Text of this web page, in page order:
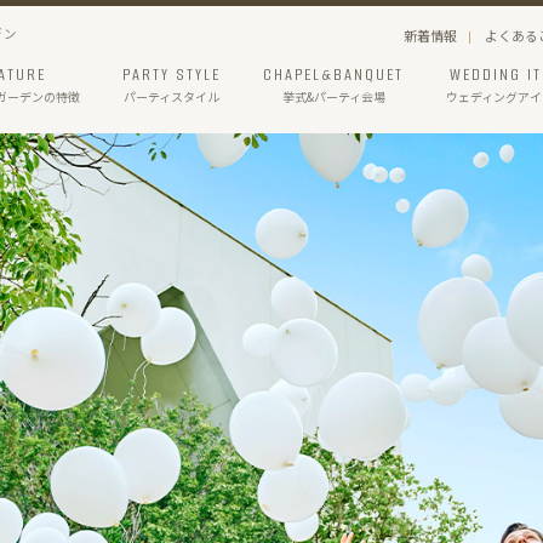
ーデンの特徴
PARTY STYLE
パーティスタイル
CHAPEL&BANQUET
挙式&パーティ会場
WEDDING
ウェディングア
新着情報 よくある